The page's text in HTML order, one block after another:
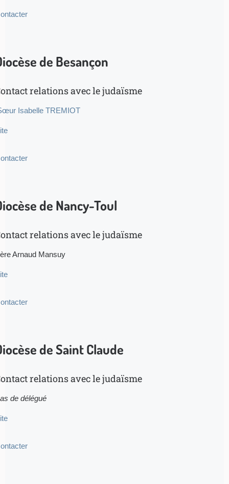
de Besançon
relations avec le judaïsme
Isabelle TREMIOT
de Nancy-Toul
relations avec le judaïsme
Arnaud Mansuy
de Saint Claude
relations avec le judaïsme
de délégué